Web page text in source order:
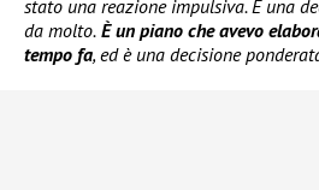
stato una reazione impulsiva. È una
da molto. È un piano che avevo
tempo fa, ed è una decisione